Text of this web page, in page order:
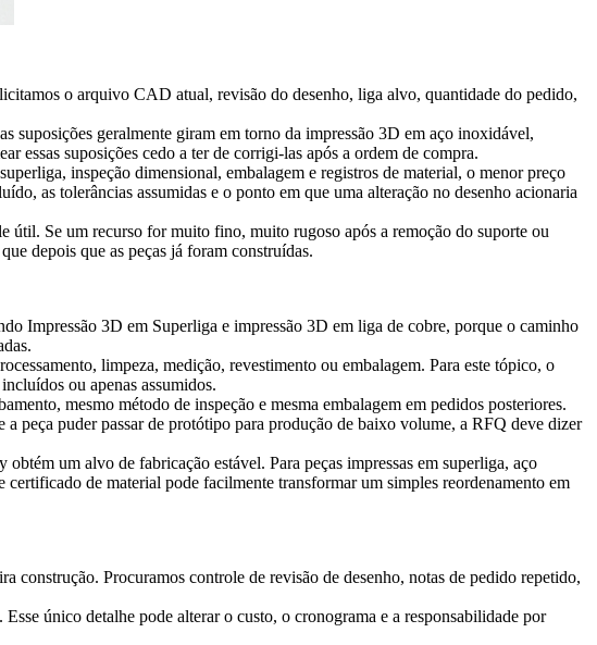
o arquivo CAD atual, revisão do desenho, liga alvo, quantidade do pedido,
suposições geralmente giram em torno da impressão 3D em aço inoxidável,
essas suposições cedo a ter de corrigi-las após a ordem de compra.
superliga, inspeção dimensional, embalagem e registros de material, o menor preço
as tolerâncias assumidas e o ponto em que uma alteração no desenho acionaria
útil. Se um recurso for muito fino, muito rugoso após a remoção do suporte ou
depois que as peças já foram construídas.
Impressão 3D em Superliga e impressão 3D em liga de cobre, porque o caminho
limpeza, medição, revestimento ou embalagem. Para este tópico, o
ou apenas assumidos.
mesmo método de inspeção e mesma embalagem em pedidos posteriores.
peça puder passar de protótipo para produção de baixo volume, a RFQ deve dizer
um alvo de fabricação estável. Para peças impressas em superliga, aço
de material pode facilmente transformar um simples reordenamento em
construção. Procuramos controle de revisão de desenho, notas de pedido repetido,
único detalhe pode alterar o custo, o cronograma e a responsabilidade por